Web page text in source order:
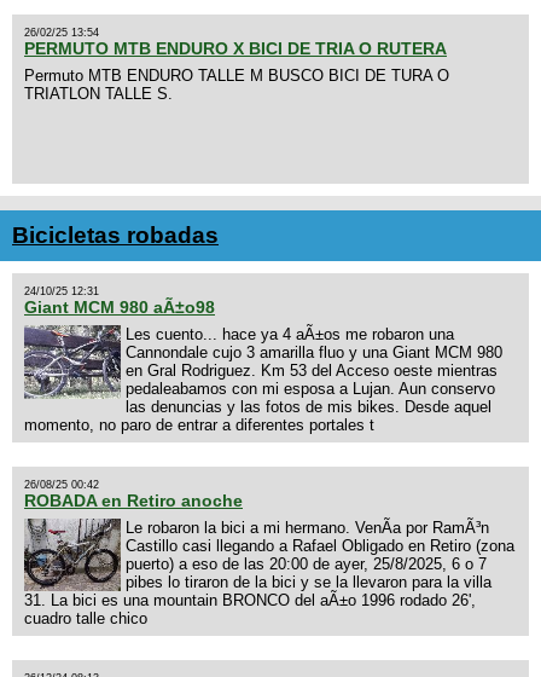
26/02/25 13:54
PERMUTO MTB ENDURO X BICI DE TRIA O RUTERA
Permuto MTB ENDURO TALLE M BUSCO BICI DE TURA O
TRIATLON TALLE S.
Bicicletas robadas
24/10/25 12:31
Giant MCM 980 aÃ±o98
Les cuento... hace ya 4 aÃ±os me robaron una
Cannondale cujo 3 amarilla fluo y una Giant MCM 980
en Gral Rodriguez. Km 53 del Acceso oeste mientras
pedaleabamos con mi esposa a Lujan. Aun conservo
las denuncias y las fotos de mis bikes. Desde aquel
momento, no paro de entrar a diferentes portales t
26/08/25 00:42
ROBADA en Retiro anoche
Le robaron la bici a mi hermano. VenÃ­a por RamÃ³n
Castillo casi llegando a Rafael Obligado en Retiro (zona
puerto) a eso de las 20:00 de ayer, 25/8/2025, 6 o 7
pibes lo tiraron de la bici y se la llevaron para la villa
31. La bici es una mountain BRONCO del aÃ±o 1996 rodado 26',
cuadro talle chico